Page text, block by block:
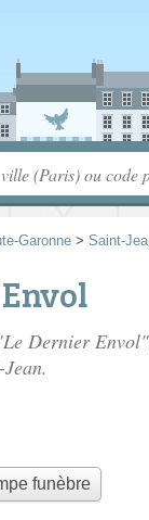
Garonne > Saint-
Dernier
funèbre